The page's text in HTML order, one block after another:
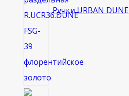
Ручки URBAN DUNE